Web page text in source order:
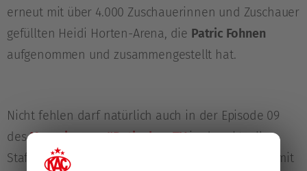
erneut mit über 4.000 Zuschauerinnen und Zuschauer
gefüllten Heidi Horten-Arena, die Patric Fohnen
aufgenommen und zusammengestellt hat.
Nicht fehlen darf natürlich auch in der Episode 09
desMagazins von #Rotjacken-TVin der aktuellen
Staffel das „dritte Drittel“, in dem sich dieses Mal mit